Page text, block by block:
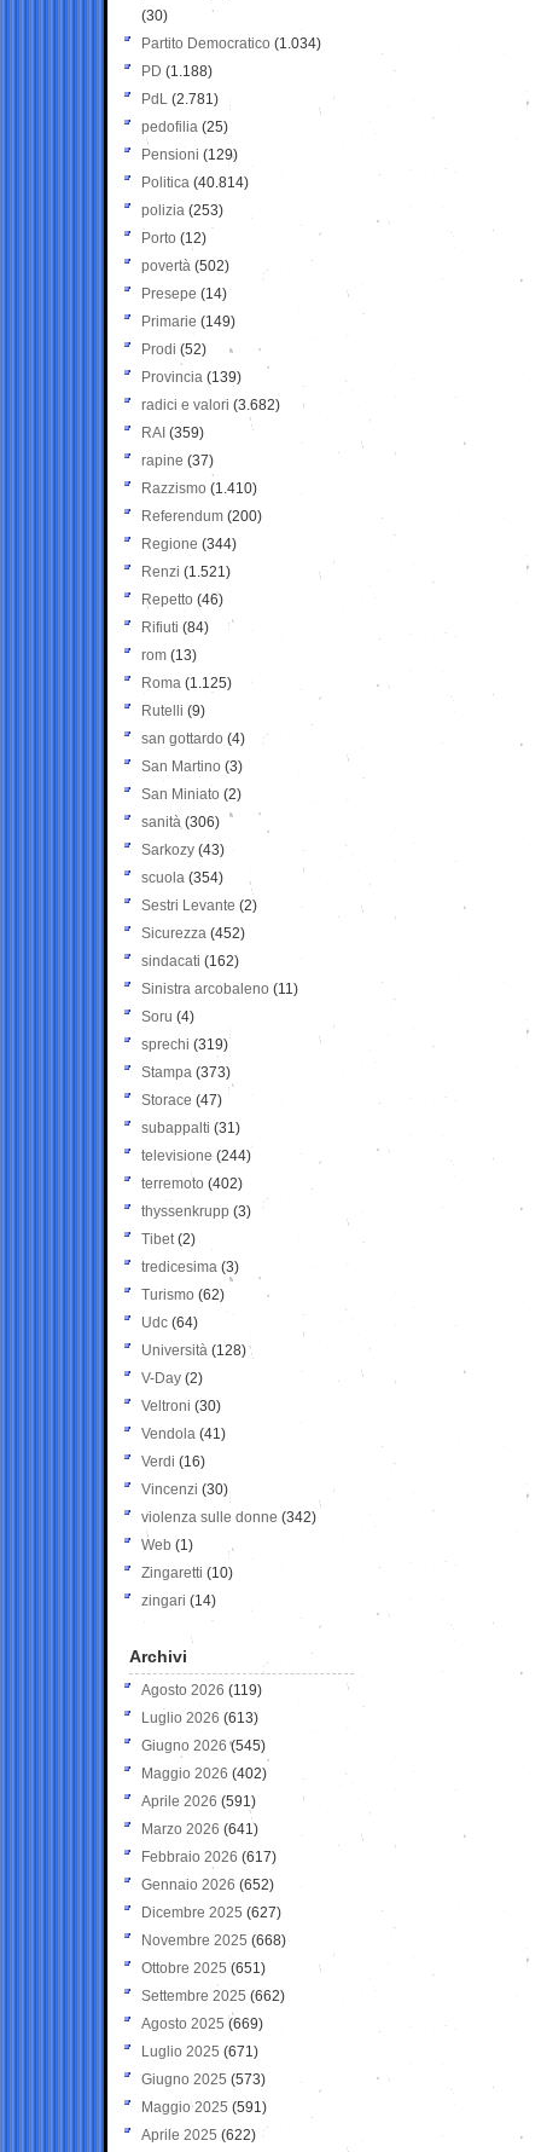
(30)
Partito Democratico (1.034)
PD (1.188)
PdL (2.781)
pedofilia (25)
Pensioni (129)
Politica (40.814)
polizia (253)
Porto (12)
povertà (502)
Presepe (14)
Primarie (149)
Prodi (52)
Provincia (139)
radici e valori (3.682)
RAI (359)
rapine (37)
Razzismo (1.410)
Referendum (200)
Regione (344)
Renzi (1.521)
Repetto (46)
Rifiuti (84)
rom (13)
Roma (1.125)
Rutelli (9)
san gottardo (4)
San Martino (3)
San Miniato (2)
sanità (306)
Sarkozy (43)
scuola (354)
Sestri Levante (2)
Sicurezza (452)
sindacati (162)
Sinistra arcobaleno (11)
Soru (4)
sprechi (319)
Stampa (373)
Storace (47)
subappalti (31)
televisione(244)
terremoto (402)
thyssenkrupp (3)
Tibet(2)
tredicesima (3)
Turismo (62)
Udc (64)
Università (128)
V-Day (2)
Veltroni (30)
Vendola (41)
Verdi (16)
Vincenzi (30)
violenza sulle donne (342)
Web (1)
Zingaretti (10)
zingari (14)
Archivi
Agosto 2026 (119)
Luglio 2026 (613)
Giugno 2026 (545)
Maggio 2026 (402)
Aprile 2026 (591)
Marzo 2026 (641)
Febbraio 2026 (617)
Gennaio 2026 (652)
Dicembre 2025 (627)
Novembre 2025 (668)
Ottobre 2025 (651)
Settembre 2025 (662)
Agosto 2025 (669)
Luglio 2025 (671)
Giugno 2025 (573)
Maggio 2025 (591)
Aprile 2025 (622)